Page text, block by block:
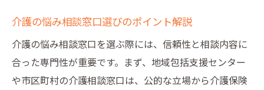
介護の悩み相談窓口選びのポイント解説
介護の悩み相談窓口を選ぶ際には、信頼性と相談内容に
合った専門性が重要です。まず、地域包括支援センター
や市区町村の介護相談窓口は、公的な立場から介護保険